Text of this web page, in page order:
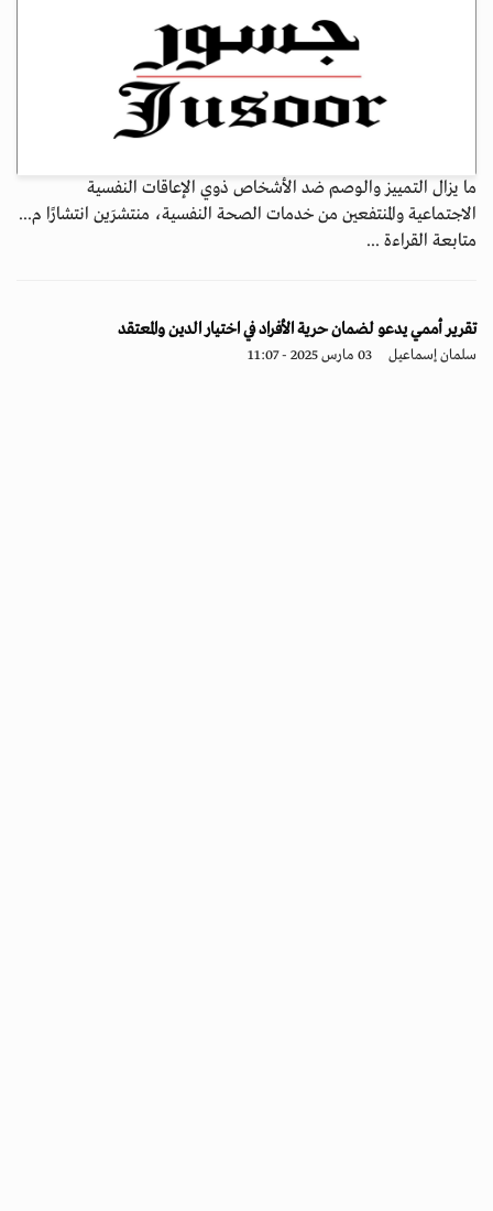
ما يزال التمييز والوصم ضد الأشخاص ذوي الإعاقات النفسية
الاجتماعية والمنتفعين من خدمات الصحة النفسية، منتشرَين انتشارًا م...
متابعة القراءة ...
تقرير أممي يدعو لضمان حرية الأفراد في اختيار الدين والمعتقد
سلمان إسماعيل 03 مارس 2025 - 11:07